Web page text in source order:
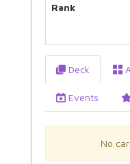
Rank
Deck
Events
No